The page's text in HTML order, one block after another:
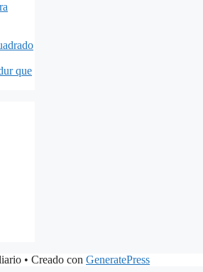
que
• Creado con GeneratePress